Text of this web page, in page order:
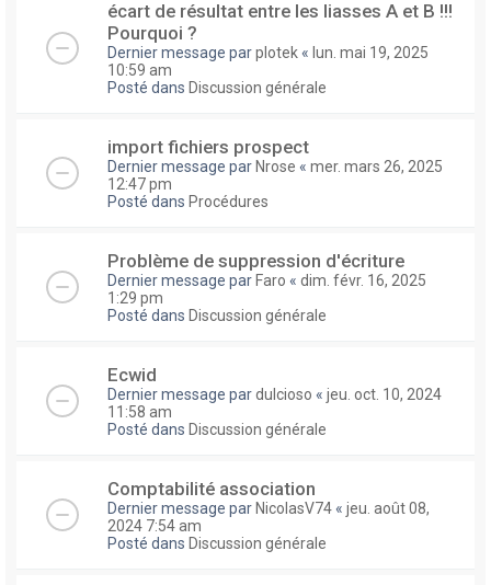
écart de résultat entre les liasses A et B !!!
Pourquoi ?
Dernier message parplotek « lun. mai 19, 2025
10:59 am
Posté dans Discussion générale
import fichiers prospect
Dernier message par Nrose « mer. mars 26, 2025
12:47 pm
Posté dans Procédures
Problème de suppression d'écriture
Dernier message par Faro « dim. févr. 16, 2025
1:29 pm
Posté dans Discussion générale
Ecwid
Dernier message pardulcioso « jeu. oct. 10, 2024
11:58 am
Posté dans Discussion générale
Comptabilité association
Dernier message par NicolasV74 « jeu. août 08,
2024 7:54 am
Posté dans Discussion générale